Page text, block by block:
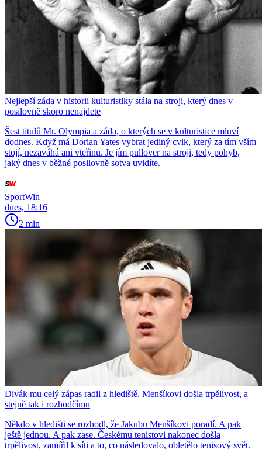
Nejlepší záda v historii kulturistiky stála na stroji, který dnes v
posilovně skoro nenajdete
Šest titulů Mr. Olympia a záda, o kterých se v kulturistice mluví
dodnes. Když má Dorian Yates vybrat jediný cvik, který za tím vším
stojí, nezaváhá ani vteřinu. Je jím pullover na stroji, tedy pohyb,
jaký dnes v běžné posilovně sotva uvidíte.
SportWin
dnes, 18:16
2 min
Divák mu celý zápas radil z hlediště. Menšíkovi došla trpělivost, a
stejně tak i rozhodčímu
Někdo v hledišti se rozhodl, že Jakubu Menšíkovi poradí. A pak
ještě jednou. A pak zase. Českému tenistovi nakonec došla
trpělivost, zamířil k síti a to, co následovalo, obletělo tenisový svět.